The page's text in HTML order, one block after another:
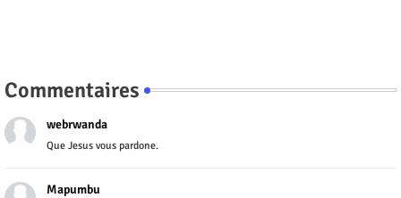
Commentaires
webrwanda
Que Jesus vous pardone.
Mapumbu